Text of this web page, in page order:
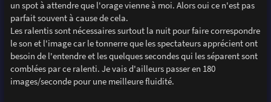
un spot à attendre que l'orage vienne à moi. Alors oui ce n'est pas
parfait souvent à cause de cela.
Les ralentis sont nécessaires surtout la nuit pour faire correspondre
le son et l'image car le tonnerre que les spectateurs apprécient ont
besoin de l'entendre et les quelques secondes qui les séparent sont
comblées par ce ralenti. Je vais d'ailleurs passer en 180
images/seconde pour une meilleure fluidité.